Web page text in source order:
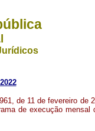
de 11 de fevereiro de
de execução